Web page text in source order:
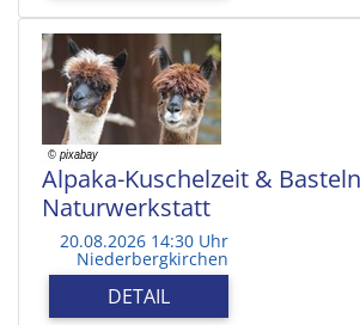
Alpaka-Kuschelzeit &
Naturwerkstatt
20.08.2026 14:30 Uhr
Niederbergkirchen
DETAIL